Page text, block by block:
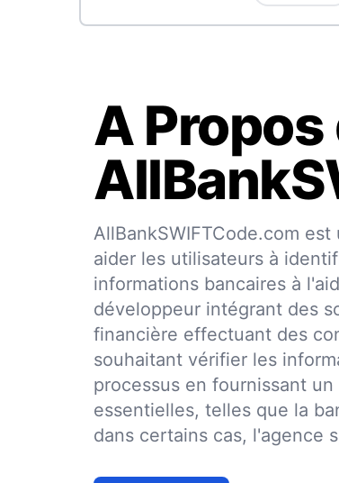
A Propos
AllBankSWIFTCode.com
aider les utilisateurs à
informations bancaires à
développeur intégrant des
financière effectuant des
souhaitant vérifier les
processus en fournissant
essentielles, telles que la
dans certains cas, l'agence